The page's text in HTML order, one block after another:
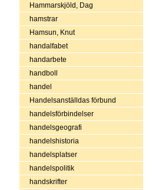
Hammarskjöld, Dag
hamstrar
Hamsun, Knut
handalfabet
handarbete
handboll
handel
Handelsanställdas förbund
handelsförbindelser
handelsgeografi
handelshistoria
handelsplatser
handelspolitik
handskrifter